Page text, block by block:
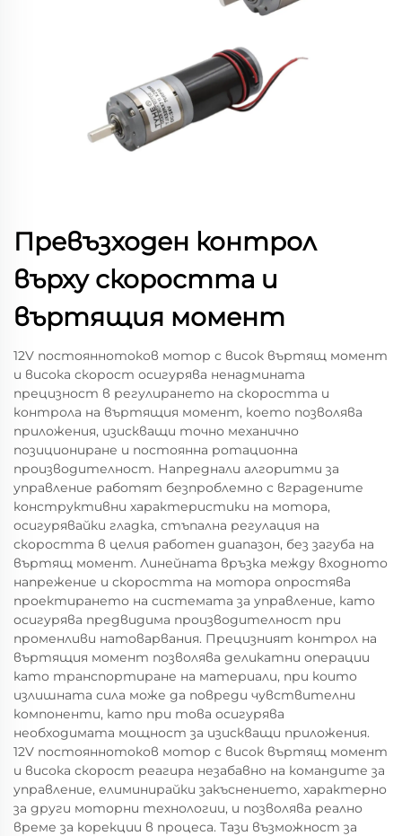
Превъзходен контрол
върху скоростта и
въртящия момент
12V постояннотоков мотор с висок въртящ момент
и висока скорост осигурява ненадмината
прецизност в регулирането на скоростта и
контрола на въртящия момент, което позволява
приложения, изискващи точно механично
позициониране и постоянна ротационна
производителност. Напреднали алгоритми за
управление работят безпроблемно с вградените
конструктивни характеристики на мотора,
осигурявайки гладка, стъпална регулация на
скоростта в целия работен диапазон, без загуба на
въртящ момент. Линейната връзка между входното
напрежение и скоростта на мотора опростява
проектирането на системата за управление, като
осигурява предвидима производителност при
променливи натоварвания. Прецизният контрол на
въртящия момент позволява деликатни операции
като транспортиране на материали, при които
излишната сила може да повреди чувствителни
компоненти, като при това осигурява
необходимата мощност за изискващи приложения.
12V постояннотоков мотор с висок въртящ момент
и висока скорост реагира незабавно на командите за
управление, елиминирайки закъснението, характерно
за други моторни технологии, и позволява реално
време за корекции в процеса. Тази възможност за